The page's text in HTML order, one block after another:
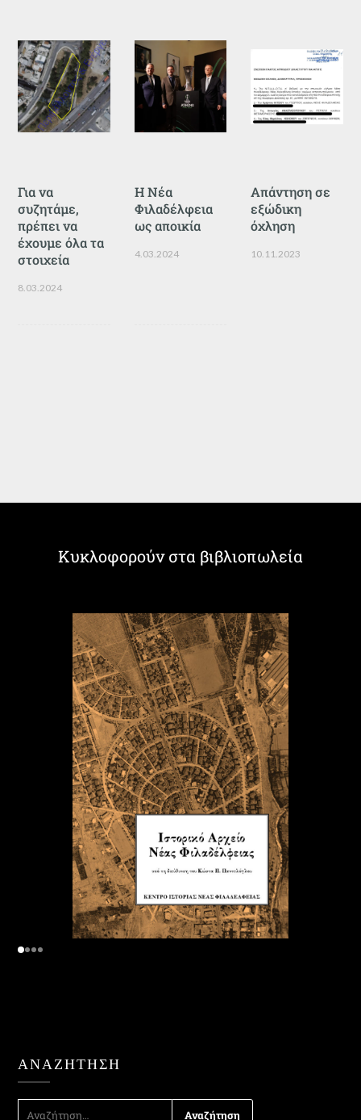
Για να
συζητάμε,
πρέπει να
έχουμε όλα τα
στοιχεία
8.03.2024
Η Νέα
Φιλαδέλφεια
ως αποικία
4.03.2024
Απάντηση σε
εξώδικη
όχληση
10.11.2023
Κυκλοφορούν στα βιβλιοπωλεία
ΑΝΑΖΉΤΗΣΗ
ΑΝΑΖΉΤΗΣΗ